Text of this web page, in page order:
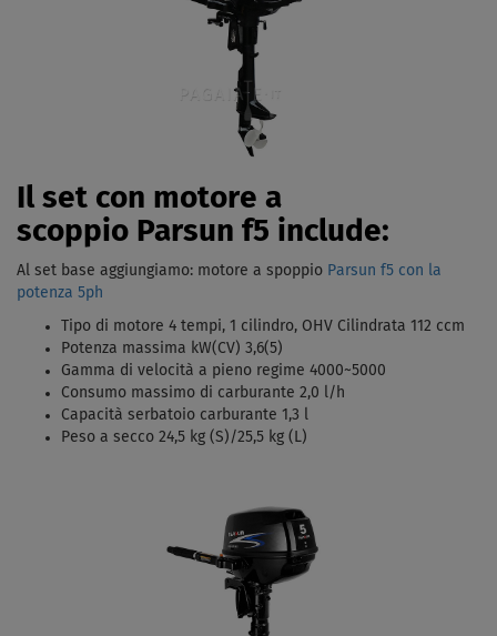
Il set con motore a
scoppio Parsun f5 include:
Al set base aggiungiamo: motore a spoppio Parsun f5 con la
potenza 5ph
Tipo di motore 4 tempi, 1 cilindro, OHV Cilindrata 112 ccm
Potenza massima kW(CV) 3,6(5)
Gamma di velocità a pieno regime 4000~5000
Consumo massimo di carburante 2,0 l/h
Capacità serbatoio carburante 1,3 l
Peso a secco 24,5 kg (S)/25,5 kg (L)